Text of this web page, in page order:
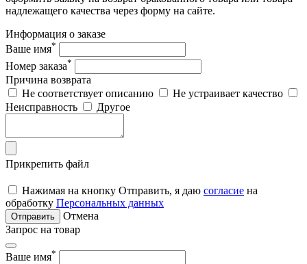
надлежащего качества через форму на сайте.
Информация о заказе
Ваше имя*
Номер заказа*
Причина возврата
Не соответствует описанию
Не устраивает качество
Неисправность
Другое
Прикрепить файл
Нажимая на кнопку Отправить, я даю согласие на
обработку Персональных данных
Отправить
Отмена
Запрос на товар
Ваше имя*